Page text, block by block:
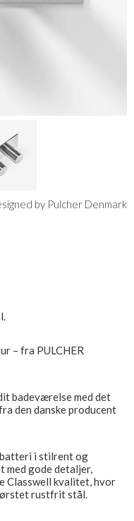
by Pulcher Denmark
– fra PULCHER
badeværelse med det
den danske producent
i stilrent og
med gode detaljer,
Classwell kvalitet, hvor
rustfrit stål.